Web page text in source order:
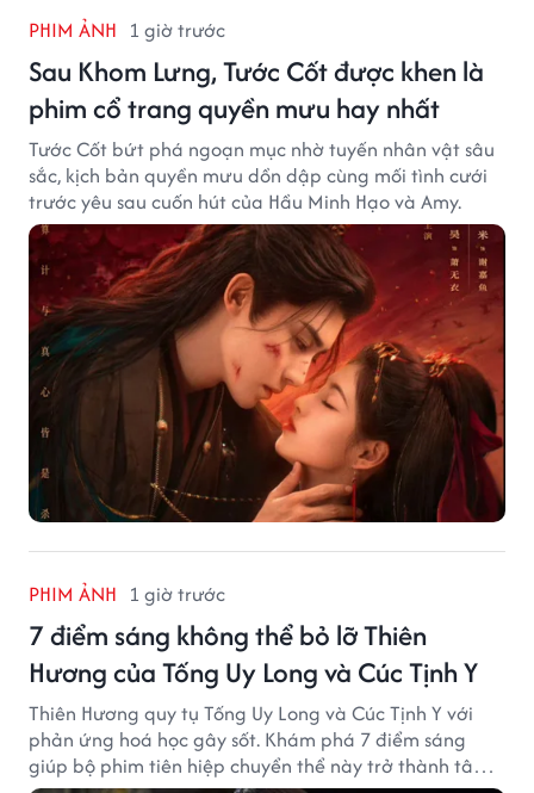
PHIM ẢNH 1 giờ trước
Sau Khom Lưng, Tước Cốt được khen là
phim cổ trang quyền mưu hay nhất
Tước Cốt bứt phá ngoạn mục nhờ tuyến nhân vật sâu
sắc, kịch bản quyền mưu dồn dập cùng mối tình cưới
trước yêu sau cuốn hút của Hầu Minh Hạo và Amy.
PHIM ẢNH 1 giờ trước
7 điểm sáng không thể bỏ lỡ Thiên
Hương của Tống Uy Long và Cúc Tịnh Y
Thiên Hương quy tụ Tống Uy Long và Cúc Tịnh Y với
phản ứng hoá học gây sốt. Khám phá 7 điểm sáng
giúp bộ phim tiên hiệp chuyển thể này trở thành tâm